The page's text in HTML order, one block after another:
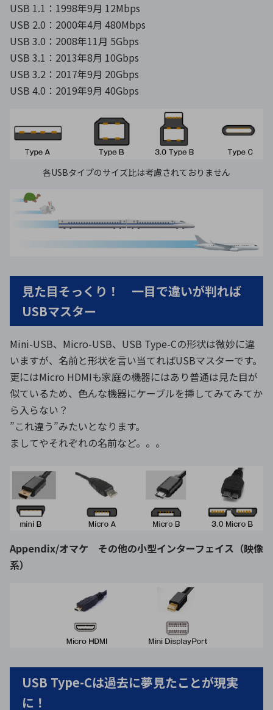
USB 1.1：1998年9月 12Mbps
USB 2.0：2000年4月 480Mbps
USB 3.0：2008年11月 5Gbps
USB 3.1：2013年8月 10Gbps
USB 3.2：2017年9月 20Gbps
USB 4.0：2019年9月 40Gbps
各USBタイプのサイズ比は考慮されておりません
見た目そっくり！ 一目で違いが判れば
USBマスター
Mini-USB、Micro-USB、USB Type-Cの形状は微妙に違
いますが、名前と形状を言い当てればUSBマスターです。
更にはMicro HDMIも家庭の機器にはあり普通は見た目が
似ているため、色んな機器にケーブルを挿してみてみてか
ら入らない？
”これ違う”みたいとなります。
ましてやそれぞれの名前など。。。
Appendix/オマケ その他の小型インターフェイス（映像
系）
USB Type-Cは過去に夢見たことが現実
に！